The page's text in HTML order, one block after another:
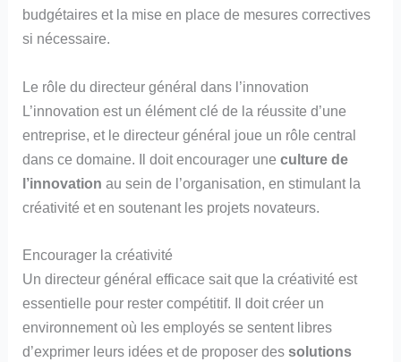
budgétaires et la mise en place de mesures correctives
si nécessaire.
Le rôle du directeur général dans l’innovation
L’innovation est un élément clé de la réussite d’une
entreprise, et le directeur général joue un rôle central
dans ce domaine. Il doit encourager uneculture de
l’innovation au sein de l’organisation, en stimulant la
créativité et en soutenant les projets novateurs.
Encourager la créativité
Un directeur général efficace sait que la créativité est
essentielle pour rester compétitif. Il doit créer un
environnement où les employés se sentent libres
d’exprimer leurs idées et de proposer dessolutions